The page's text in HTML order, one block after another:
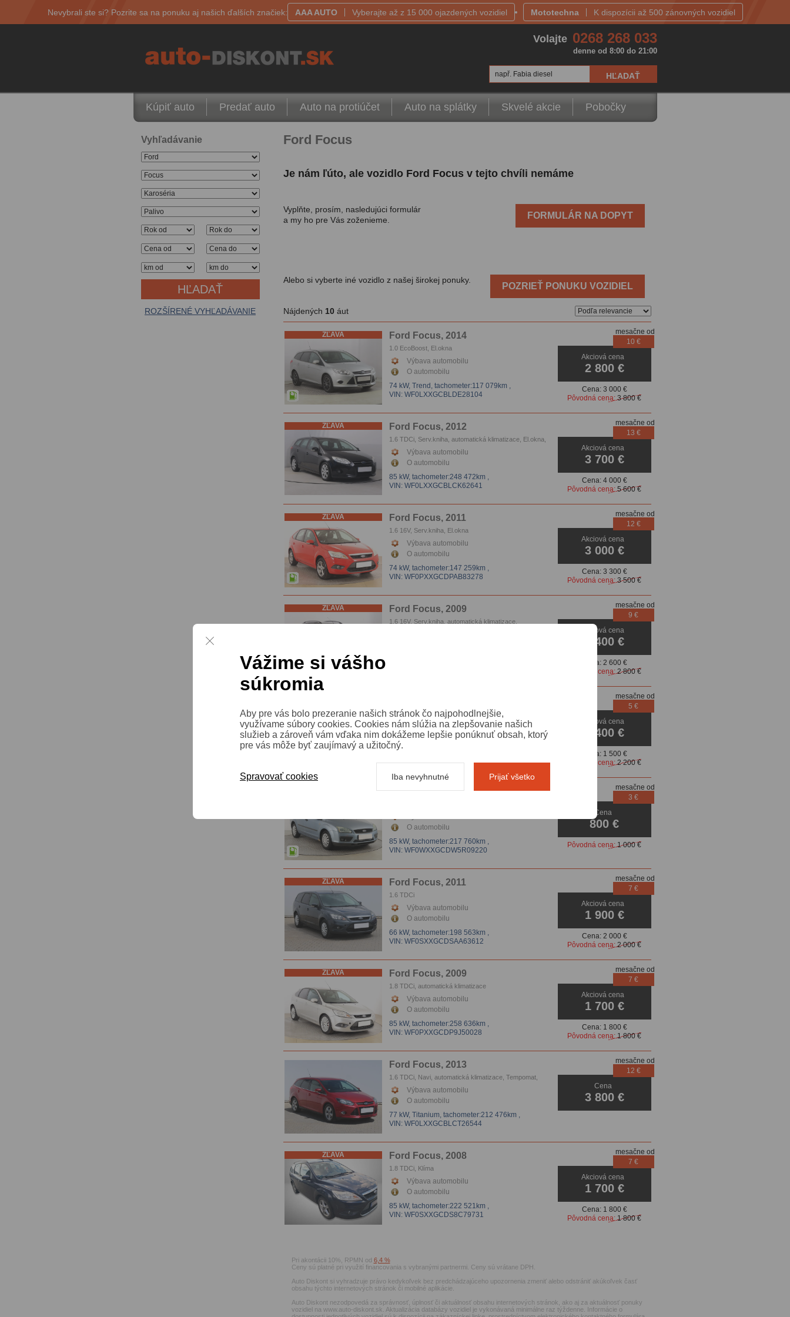
Nevybrali ste si? Pozrite sa na ponuku aj našich ďalších značiek: AAA AUTO Vyberajte až z 15 000 ojazdených vozidiel Mototechna K dispozícii až 500 zánovných vozidiel
např. Fabia diesel
Vyhľadávanie
ROZŠÍRENÉ VYHĽADÁVANIE
Ford Focus
Je nám ľúto, ale vozidlo Ford Focus v tejto chvíli nemáme
FORMULÁR NA DOPYT
Vyplňte, prosím, nasledujúci formulár
a my ho pre Vás zoženieme.
POZRIEŤ PONUKU VOZIDIEL
Alebo si vyberte iné vozidlo z našej širokej ponuky.
Nájdených 10áut
ZĽAVA Ford Focus, 2014
1.0 EcoBoost, El.okna
Výbava automobilu
O automobilu
74 kW, Trend, tachometer:117 079km ,
VIN: WF0LXXGCBLDE28104
Akciová cena
2 800 €
mesačne od
10 €
Cena:3 000 €
Pôvodná cena:3 800 €
ZĽAVA Ford Focus, 2012
1.6 TDCi, Serv.kniha, automatická klimatizace, El.okna,
Vyhrievanie sedačiek
Výbava automobilu
O automobilu
85 kW, tachometer:248 472km ,
VIN: WF0LXXGCBLCK62641
Akciová cena
3 700 €
mesačne od
13 €
Cena:4 000 €
Pôvodná cena:5 600 €
ZĽAVA Ford Focus, 2011
1.6 16V, Serv.kniha, El.okna
Výbava automobilu
O automobilu
74 kW, tachometer:147 259km ,
VIN: WF0PXXGCDPAB83278
Akciová cena
3 000 €
mesačne od
12 €
Cena:3 300 €
Pôvodná cena:3 500 €
ZĽAVA Ford Focus, 2009
1.6 16V, Serv.kniha, automatická klimatizace,
Akciová cena
2 400 €
mesačne od
9 €
Cena:2 600 €
Pôvodná cena:2 800 €
1.6 TDCi, automatická klimatizace
Výbava automobilu
O automobilu
80 kW, Ghia,
Akciová cena
1 400 €
mesačne od
5 €
Cena:1 500 €
Pôvodná cena:2 200 €
Ford Focus, 2006
O automobilu
85 kW, tachometer:217 760km ,
VIN: WF0WXXGCDW5R09220
Cena
800 €
mesačne od
3 €
Pôvodná cena:1 000 €
ZĽAVA Ford Focus, 2011
1.6 TDCi
Výbava automobilu
O automobilu
66 kW, tachometer:198 563km ,
VIN: WF0SXXGCDSAA63612
Akciová cena
1 900 €
mesačne od
7 €
Cena:2 000 €
Pôvodná cena:2 000 €
ZĽAVA Ford Focus, 2009
1.8 TDCi, automatická klimatizace
Výbava automobilu
O automobilu
85 kW, tachometer:258 636km ,
VIN: WF0PXXGCDP9J50028
Akciová cena
1 700 €
mesačne od
7 €
Cena:1 800 €
Pôvodná cena:1 800 €
Ford Focus, 2013
1.6 TDCi, Navi, automatická klimatizace, Tempomat,
El.okna, Parkovacie senzory
Výbava automobilu
O automobilu
77 kW, Titanium, tachometer:212 476km ,
VIN: WF0LXXGCBLCT26544
Cena
3 800 €
mesačne od
12 €
ZĽAVA Ford Focus, 2008
1.8 TDCi, Klíma
Výbava automobilu
O automobilu
85 kW, tachometer:222 521km ,
VIN: WF0SXXGCDS8C79731
Akciová cena
1 700 €
mesačne od
7 €
Cena:1 800 €
Pôvodná cena:1 800 €
Pri akontácii 10%, RPMN od 6,4 %
Ceny sú platné pri využití financovania s vybranými partnermi. Ceny sú vrátane DPH.
Auto Diskont si vyhradzuje právo kedykoľvek bez predchádzajúceho upozornenia zmeniť alebo odstrániť akúkoľvek časť
obsahu týchto internetových stránok či mobilné aplikácie.
Auto Diskont nezodpovedá za správnosť, úplnosť či aktuálnosť obsahu internetových stránok, ako aj za aktuálnosť ponuky
vozidiel na www.auto-diskont.sk. Aktualizácia databázy vozidiel je vykonávaná minimálne raz týždenne. Informácie o
Kúpiť auto Predať auto Auto na protiúčet Auto na splátky Skvelé akcie Pobočky
Volajte 0268 268 033
denne od 8:00 do 21:00
Vážime si vášho
súkromia
Aby pre vás bolo prezeranie našich stránok čo najpohodlnejšie,
využívame súbory cookies. Cookies nám slúžia na zlepšovanie našich
služieb a zároveň vám vďaka nim dokážeme lepšie ponúknuť obsah, ktorý
pre vás môže byť zaujímavý a užitočný.
Spravovať cookies Iba nevyhnutné Prijať všetko